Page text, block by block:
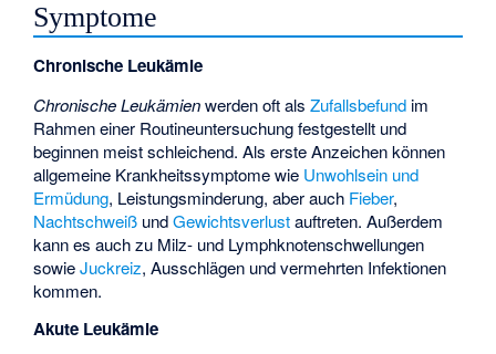
Symptome
Chronische Leukämie
Chronische Leukämienwerden oft alsZufallsbefund im
Rahmen einer Routineuntersuchung festgestellt und
beginnen meist schleichend. Als erste Anzeichen können
allgemeine Krankheitssymptome wie Unwohlsein und
Ermüdung, Leistungsminderung, aber auch Fieber,
Nachtschweiß undGewichtsverlustauftreten. Außerdem
kann es auch zu Milz- und Lymphknotenschwellungen
sowieJuckreiz, Ausschlägen und vermehrten Infektionen
kommen.
Akute Leukämie